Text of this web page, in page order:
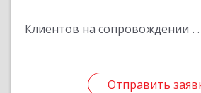
Клиентов на сопровождении
Отправить
Отправить